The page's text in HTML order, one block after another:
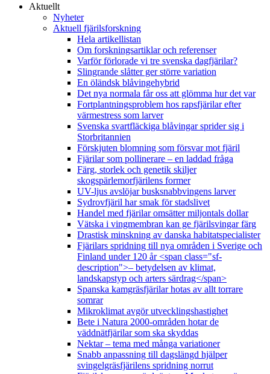
Aktuellt
Nyheter
Aktuell fjärilsforskning
Hela artikellistan
Om forskningsartiklar och referenser
Varför förlorade vi tre svenska dagfjärilar?
Slingrande slåtter ger större variation
En öländsk blåvingehybrid
Det nya normala får oss att glömma hur det var
Fortplantningsproblem hos rapsfjärilar efter
värmestress som larver
Svenska svartfläckiga blåvingar sprider sig i
Storbritannien
Förskjuten blomning som försvar mot fjäril
Fjärilar som pollinerare – en laddad fråga
Färg, storlek och genetik skiljer
skogspärlemorfjärilens former
UV-ljus avslöjar busksnabbvingens larver
Sydrovfjäril har smak för stadslivet
Handel med fjärilar omsätter miljontals dollar
Vätska i vingmembran kan ge fjärilsvingar färg
Drastisk minskning av danska habitatspecialister
Fjärilars spridning till nya områden i Sverige och
Finland under 120 år <span class="sf-
description">– betydelsen av klimat,
landskapstyp och arters särdrag</span>
Spanska kamgräsfjärilar hotas av allt torrare
somrar
Mikroklimat avgör utvecklingshastighet
Bete i Natura 2000-områden hotar de
väddnätfjärilar som ska skyddas
Nektar – tema med många variationer
Snabb anpassning till dagslängd hjälper
svingelgräsfjärilens spridning norrut